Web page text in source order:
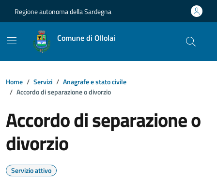
Regione autonoma della Sardegna
Comune di Ollolai
Home Servizi
Anagrafe e stato civile
Accordo di separazione o divorzio
Accordo di separazione o
divorzio
Servizio attivo